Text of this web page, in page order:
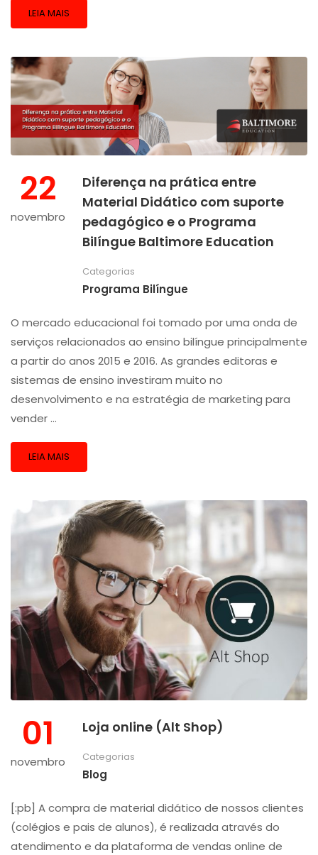
LEIA MAIS
22
novembro
Diferença na prática entre
Material Didático com suporte
pedagógico e o Programa
Bilíngue Baltimore Education
Categorias
Programa Bilíngue
O mercado educacional foi tomado por uma onda de
serviços relacionados ao ensino bilíngue principalmente
a partir do anos 2015 e 2016. As grandes editoras e
sistemas de ensino investiram muito no
desenvolvimento e na estratégia de marketing para
vender …
LEIA MAIS
01
novembro
Loja online (Alt Shop)
Categorias
Blog
[:pb] A compra de material didático de nossos clientes
(colégios e pais de alunos), é realizada através do
atendimento e da plataforma de vendas online de